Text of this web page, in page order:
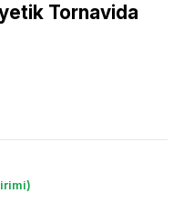
Tornavida